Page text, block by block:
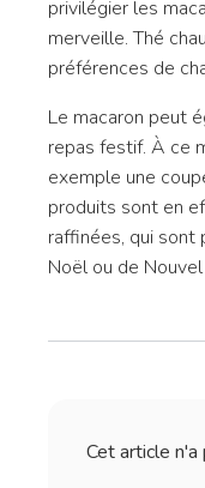
privilégier les
merveille. Thé
préférences de
Le macaron peut
repas festif. À ce
exemple une
produits sont en
raffinées, qui sont
Noël ou de
Cet article